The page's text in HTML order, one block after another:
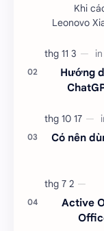
Khi
Leonovo
Hướng
Có nên
Active